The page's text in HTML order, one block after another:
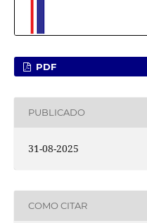
PDF
PUBLICADO
31-08-2025
COMO CITAR